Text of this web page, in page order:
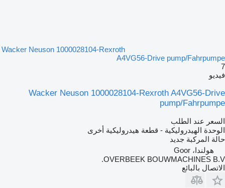
Wacker Neuson 1000028104-Rexroth
A4VG56-Drive pump/Fahrpumpe
7
فيديو
Wacker Neuson 1000028104-Rexroth A4VG56-Drive
pump/Fahrpumpe
السعر عند الطلب
الوحدة الهيدروليكية - قطعة هيدروليكية أخرى
حالة المركبة جديد
هولندا، Goor
OVERBEEK BOUWMACHINES B.V.
الاتصال بالبائع